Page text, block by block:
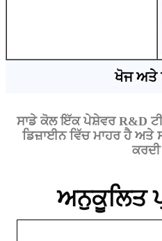
ਖੋਜ ਅਤੇ
ਸਾਡੇ ਕੋਲ ਇੱਕ ਪੇਸ਼ੇਵਰ R&D
ਡਿਜ਼ਾਈਨ ਵਿੱਚ ਮਾਹਰ ਹੈ ਅਤੇ
ਅਨੁਕੂਲਿਤ